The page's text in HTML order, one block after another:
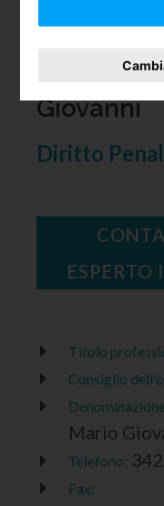
Avv. De
Giovanni
Diritto
ESPERTO
Titolo
Consiglio
Mario
Telefono:
Fax: